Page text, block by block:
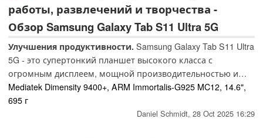
работы, развлечений и творчества -
Обзор Samsung Galaxy Tab S11 Ultra 5G
Улучшения продуктивности. Samsung Galaxy Tab S11 Ultra
5G - это супертонкий планшет высокого класса с
огромным дисплеем, мощной производительностью и
универсальными функциями. Будь то работа, творчество
или развлечения, он призван установить новые
стандарты. Мы проверили, действительно ли он способен
Mediatek Dimensity 9400+, ARM Immortalis-G925 MC12, 14.6",
695 г
Daniel Schmidt, 28 Oct 2025 16:29